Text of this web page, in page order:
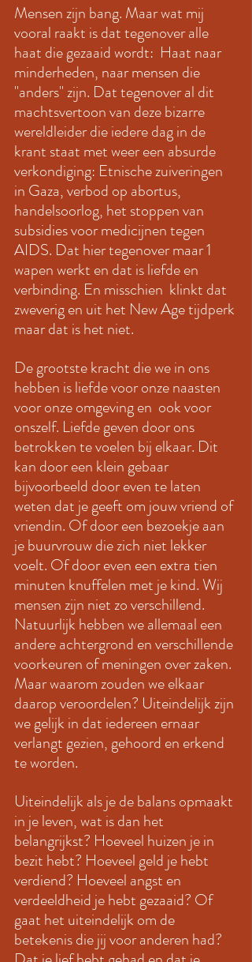
Mensen zijn bang. Maar wat mij
vooral raakt is dat tegenover alle
haat die gezaaid wordt:  Haat naar
minderheden, naar mensen die
"anders" zijn. Dat tegenover al dit
machtsvertoon van deze bizarre
wereldleider die iedere dag in de
krant staat met weer een absurde
verkondiging: Etnische zuiveringen
in Gaza, verbod op abortus,
handelsoorlog, het stoppen van
subsidies voor medicijnen tegen
AIDS. Dat hier tegenover maar 1
wapen werkt en dat is liefde en
verbinding. En misschien  klinkt dat
zweverig en uit het New Age tijdperk
maar dat is het niet.
De grootste kracht die we in ons
hebben is liefde voor onze naasten
voor onze omgeving en  ook voor
onszelf. Liefde geven door ons
betrokken te voelen bij elkaar. Dit
kan door een klein gebaar
bijvoorbeeld door even te laten
weten dat je geeft om jouw vriend of
vriendin. Of door een bezoekje aan
je buurvrouw die zich niet lekker
voelt. Of door even een extra tien
minuten knuffelen met je kind. Wij
mensen zijn niet zo verschillend.
Natuurlijk hebben we allemaal een
andere achtergrond en verschillende
voorkeuren of meningen over zaken.
Maar waarom zouden we elkaar
daarop veroordelen? Uiteindelijk zijn
we gelijk in dat iedereen ernaar
verlangt gezien, gehoord en erkend
te worden.
Uiteindelijk als je de balans opmaakt
in je leven, wat is dan het
belangrijkst? Hoeveel huizen je in
bezit hebt? Hoeveel geld je hebt
verdiend? Hoeveel angst en
verdeeldheid je hebt gezaaid? Of
gaat het uiteindelijk om de
betekenis die jij voor anderen had?